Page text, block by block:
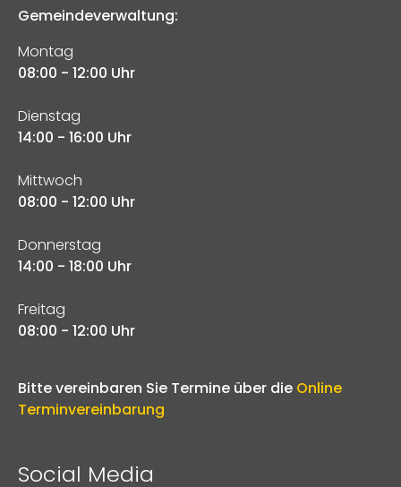
Gemeindeverwaltung:
Montag
08:00 - 12:00 Uhr
Dienstag
14:00 - 16:00 Uhr
Mittwoch
08:00 - 12:00 Uhr
Donnerstag
14:00 - 18:00 Uhr
Freitag
08:00 - 12:00 Uhr
Bitte vereinbaren Sie Termine über die Online
Terminvereinbarung
Social Media